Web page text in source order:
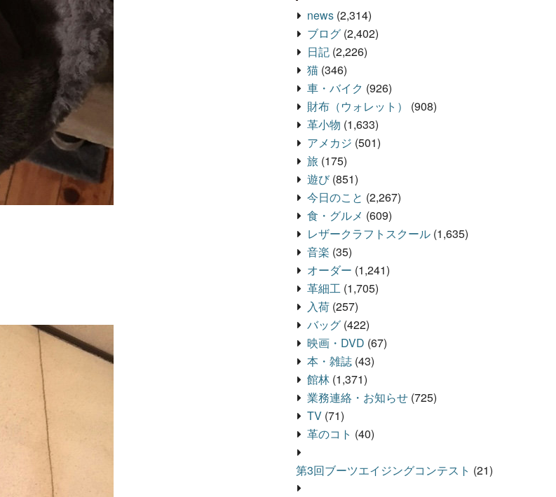
news (2,314)
ブログ (2,402)
日記 (2,226)
猫 (346)
車・バイク (926)
財布（ウォレット）
(908)
革小物 (1,633)
アメカジ (501)
旅 (175)
遊び(851)
今日のこと (2,267)
食・グルメ (609)
レザークラフトスクール (1,635)
音楽 (35)
オーダー (1,241)
革細工 (1,705)
入荷 (257)
バッグ (422)
映画・DVD (67)
本・雑誌 (43)
館林 (1,371)
業務連絡・お知らせ (725)
TV (71)
革のコト (40)
第3回ブーツエイジングコンテスト (21)